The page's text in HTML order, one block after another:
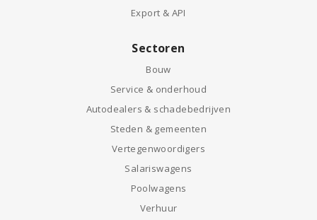
Export & API
Sectoren
Bouw
Service & onderhoud
Autodealers & schadebedrijven
Steden & gemeenten
Vertegenwoordigers
Salariswagens
Poolwagens
Verhuur